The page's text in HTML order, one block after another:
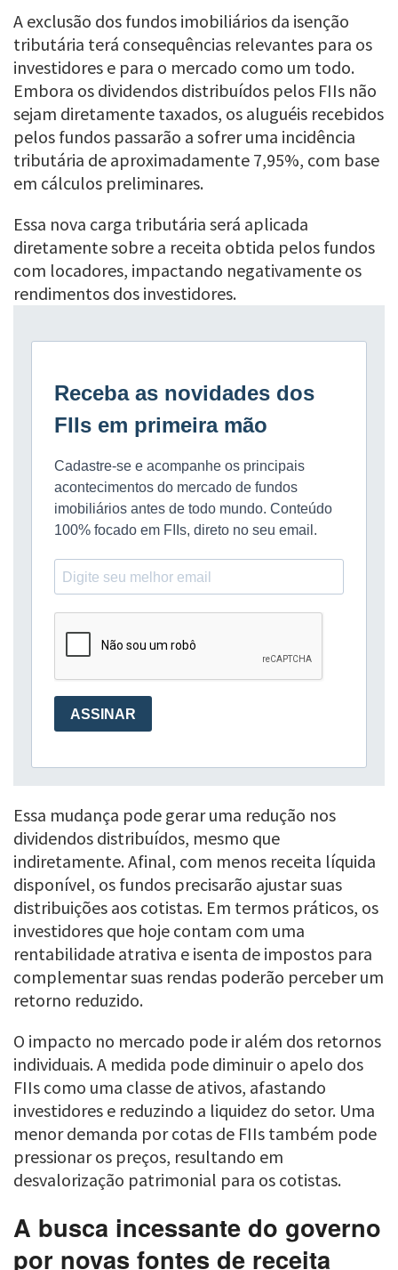
A exclusão dos fundos imobiliários da isenção
tributária terá consequências relevantes para os
investidores e para o mercado como um todo.
Embora os dividendos distribuídos pelos FIIs não
sejam diretamente taxados, os aluguéis recebidos
pelos fundos passarão a sofrer uma incidência
tributária de aproximadamente 7,95%, com base
em cálculos preliminares.
Essa nova carga tributária será aplicada
diretamente sobre a receita obtida pelos fundos
com locadores, impactando negativamente os
rendimentos dos investidores.
Essa mudança pode gerar uma redução nos
dividendos distribuídos, mesmo que
indiretamente. Afinal, com menos receita líquida
disponível, os fundos precisarão ajustar suas
distribuições aos cotistas. Em termos práticos, os
investidores que hoje contam com uma
rentabilidade atrativa e isenta de impostos para
complementar suas rendas poderão perceber um
retorno reduzido.
O impacto no mercado pode ir além dos retornos
individuais. A medida pode diminuir o apelo dos
FIIs como uma classe de ativos, afastando
investidores e reduzindo a liquidez do setor. Uma
menor demanda por cotas de FIIs também pode
pressionar os preços, resultando em
desvalorização patrimonial para os cotistas.
A busca incessante do governo
por novas fontes de receita